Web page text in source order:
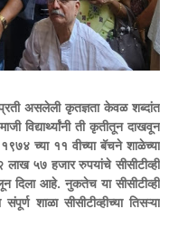
असलेली कृतज्ञता केवळ शब्दांत
विद्यार्थ्यांनी ती कृतीतून दाखवून
च्या ११ वीच्या बॅचने शाळेच्या
लाख ५७ हजार रुपयांचे सीसीटीव्ही
आहे. नुकतेच या सीसीटीव्ही
शाळा सीसीटीव्हीच्या तिसऱ्या